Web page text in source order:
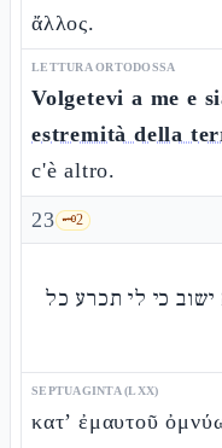
ἄλλος.
LETTURA ORTODOSSA
Volgetevi a me e
estremità della
c'è altro.
23 🗝️2
כי לי תכרע כל
SEPTUAGINTA (LXX)
κατ’ ἐμαυτοῦ